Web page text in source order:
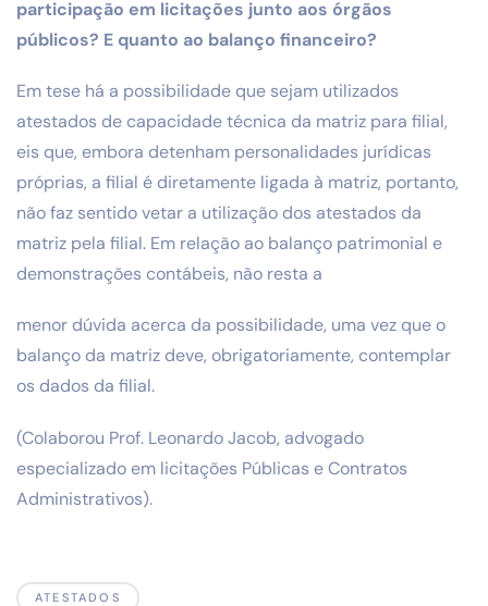
participação em licitações junto aos órgãos
públicos? E quanto ao balanço financeiro?
Em tese há a possibilidade que sejam utilizados
atestados de capacidadetécnica da matriz para filial,
eis que, embora detenham personalidades jurídicas
próprias, a filial é diretamente ligada à matriz, portanto,
nãofaz sentido vetar a utilização dos atestados da
matriz pela filial. Em relação ao balanço patrimonial e
demonstrações contábeis, não resta a
menor dúvida acerca da possibilidade, uma vez que o
balanço da matriz deve, obrigatoriamente, contemplar
os dados da filial.
(Colaborou Prof. Leonardo Jacob, advogado
especializado em licitações Públicas e Contratos
Administrativos).
ATESTADOS